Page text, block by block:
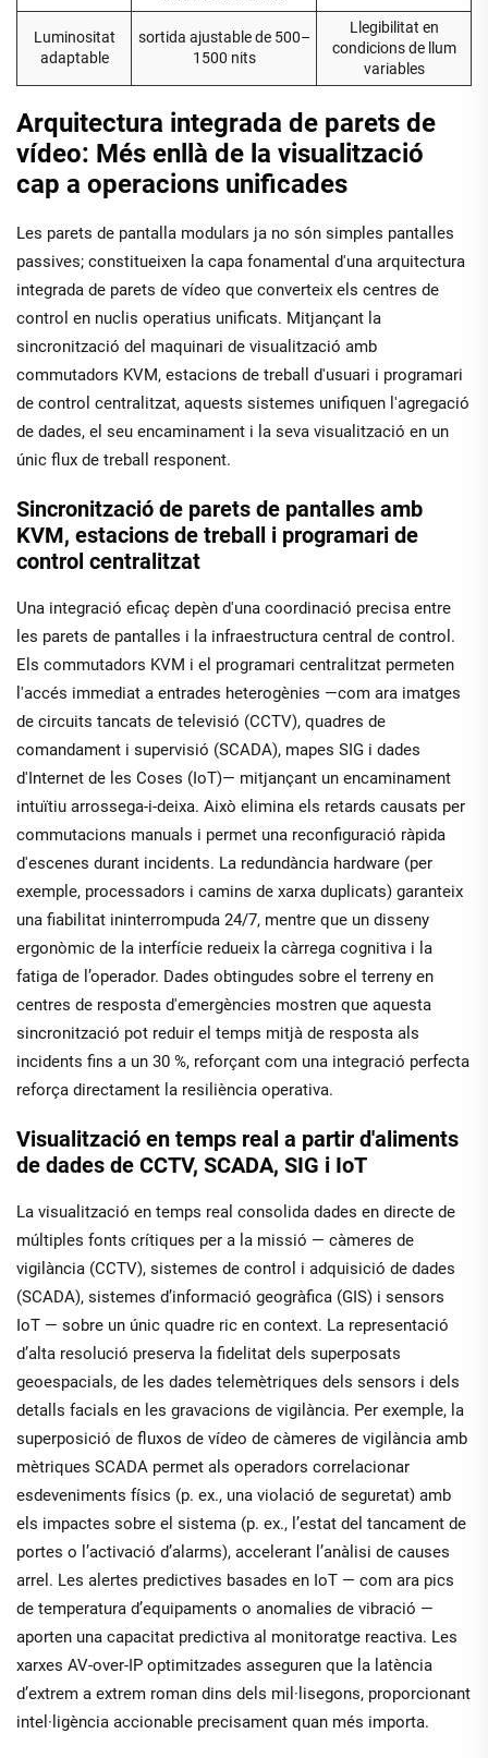
Luminositat
adaptable
sortida ajustable de 500–
1500 nits
Llegibilitat en
condicions de llum
variables
Arquitectura integrada de parets de
vídeo: Més enllà de la visualització
cap a operacions unificades
Les parets de pantalla modulars ja no són simples pantalles
passives; constitueixen la capa fonamental d'una arquitectura
integrada de parets de vídeo que converteix els centres de
control en nuclis operatius unificats. Mitjançant la
sincronització del maquinari de visualització amb
commutadors KVM, estacions de treball d'usuari i programari
de control centralitzat, aquests sistemes unifiquen l'agregació
de dades, el seu encaminament i la seva visualització en un
únic flux de treball responent.
Sincronització de parets de pantalles amb
KVM, estacions de treball i programari de
control centralitzat
Una integració eficaç depèn d'una coordinació precisa entre
les parets de pantalles i la infraestructura central de control.
Els commutadors KVM i el programari centralitzat permeten
l'accés immediat a entrades heterogènies —com ara imatges
de circuits tancats de televisió (CCTV), quadres de
comandament i supervisió (SCADA), mapes SIG i dades
d'Internet de les Coses (IoT)— mitjançant un encaminament
intuïtiu arrossega-i-deixa. Això elimina els retards causats per
commutacions manuals i permet una reconfiguració ràpida
d'escenes durant incidents. La redundància hardware (per
exemple, processadors i camins de xarxa duplicats) garanteix
una fiabilitat ininterrompuda 24/7, mentre que un disseny
ergonòmic de la interfície redueix la càrrega cognitiva i la
fatiga de l’operador. Dades obtingudes sobre el terreny en
centres de resposta d'emergències mostren que aquesta
sincronització pot reduir el temps mitjà de resposta als
incidents fins a un 30 %, reforçant com una integració perfecta
reforça directament la resiliència operativa.
Visualització en temps real a partir d'aliments
de dades de CCTV, SCADA, SIG i IoT
La visualització en temps real consolida dades en directe de
múltiples fonts crítiques per a la missió — càmeres de
vigilància (CCTV), sistemes de control i adquisició de dades
(SCADA), sistemes d’informació geogràfica (GIS) i sensors
IoT — sobre un únic quadre ric en context. La representació
d’alta resolució preserva la fidelitat dels superposats
geoespacials, de les dades telemètriques dels sensors i dels
detalls facials en les gravacions de vigilància. Per exemple, la
superposició de fluxos de vídeo de càmeres de vigilància amb
mètriques SCADA permet als operadors correlacionar
esdeveniments físics (p. ex., una violació de seguretat) amb
els impactes sobre el sistema (p. ex., l’estat del tancament de
portes o l’activació d’alarms), accelerant l’anàlisi de causes
arrel. Les alertes predictives basades en IoT — com ara pics
de temperatura d’equipaments o anomalies de vibració —
aporten una capacitat predictiva al monitoratge reactiva. Les
xarxes AV-over-IP optimitzades asseguren que la latència
d’extrem a extrem roman dins dels mil·lisegons, proporcionant
intel·ligència accionable precisament quan més importa.